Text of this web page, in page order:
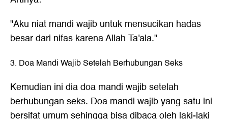
"Aku niat mandi wajib untuk mensucikan hadas
besar dari nifas karena Allah Ta'ala."
3. Doa Mandi Wajib Setelah Berhubungan Seks
Kemudian ini dia doa mandi wajib setelah
berhubungan seks. Doa mandi wajib yang satu ini
bersifat umum sehingga bisa dibaca oleh laki-laki